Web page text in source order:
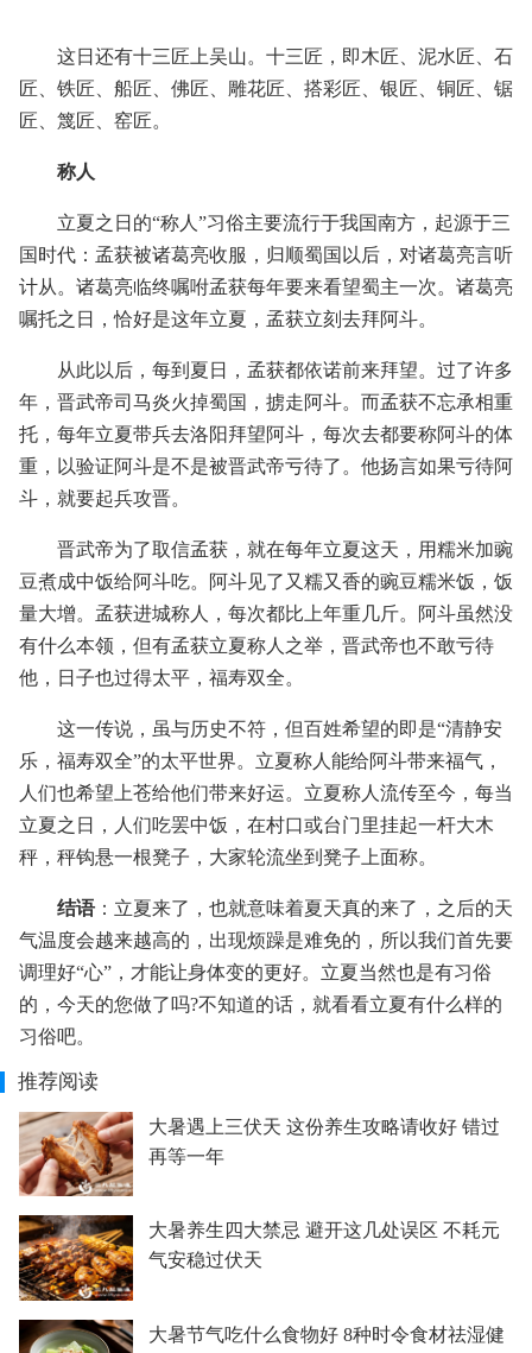
这日还有十三匠上吴山。十三匠，即木匠、泥水匠、石
匠、铁匠、船匠、佛匠、雕花匠、搭彩匠、银匠、铜匠、锯
匠、篾匠、窑匠。
称人
立夏之日的“称人”习俗主要流行于我国南方，起源于三
国时代：孟获被诸葛亮收服，归顺蜀国以后，对诸葛亮言听
计从。诸葛亮临终嘱咐孟获每年要来看望蜀主一次。诸葛亮
嘱托之日，恰好是这年立夏，孟获立刻去拜阿斗。
从此以后，每到夏日，孟获都依诺前来拜望。过了许多
年，晋武帝司马炎火掉蜀国，掳走阿斗。而孟获不忘承相重
托，每年立夏带兵去洛阳拜望阿斗，每次去都要称阿斗的体
重，以验证阿斗是不是被晋武帝亏待了。他扬言如果亏待阿
斗，就要起兵攻晋。
晋武帝为了取信孟获，就在每年立夏这天，用糯米加豌
豆煮成中饭给阿斗吃。阿斗见了又糯又香的豌豆糯米饭，饭
量大增。孟获进城称人，每次都比上年重几斤。阿斗虽然没
有什么本领，但有孟获立夏称人之举，晋武帝也不敢亏待
他，日子也过得太平，福寿双全。
这一传说，虽与历史不符，但百姓希望的即是“清静安
乐，福寿双全”的太平世界。立夏称人能给阿斗带来福气，
人们也希望上苍给他们带来好运。立夏称人流传至今，每当
立夏之日，人们吃罢中饭，在村口或台门里挂起一杆大木
秤，秤钩悬一根凳子，大家轮流坐到凳子上面称。
结语：立夏来了，也就意味着夏天真的来了，之后的天
气温度会越来越高的，出现烦躁是难免的，所以我们首先要
调理好“心”，才能让身体变的更好。立夏当然也是有习俗
的，今天的您做了吗?不知道的话，就看看立夏有什么样的
习俗吧。
推荐阅读
大暑遇上三伏天 这份养生攻略请收好 错过
再等一年
大暑养生四大禁忌 避开这几处误区 不耗元
气安稳过伏天
大暑节气吃什么食物好 8种时令食材祛湿健